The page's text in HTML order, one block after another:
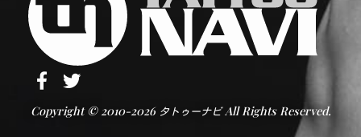
Copyright © 2010-2026 タトゥーナビAll Rights Reserved.